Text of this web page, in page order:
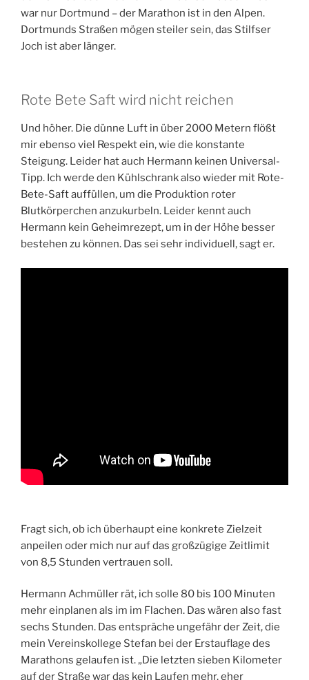
war nur Dortmund – der Marathon ist in den Alpen.
Dortmunds Straßen mögen steiler sein, das Stilfser
Joch ist aber länger.
Rote Bete Saft wird nicht reichen
Und höher. Die dünne Luft in über 2000 Metern flößt
mir ebenso viel Respekt ein, wie die konstante
Steigung. Leider hat auch Hermann keinen Universal-
Tipp. Ich werde den Kühlschrank also wieder mit Rote-
Bete-Saft auffüllen, um die Produktion roter
Blutkörperchen anzukurbeln. Leider kennt auch
Hermann kein Geheimrezept, um in der Höhe besser
bestehen zu können. Das sei sehr individuell, sagt er.
Fragt sich, ob ich überhaupt eine konkrete Zielzeit
anpeilen oder mich nur auf das großzügige Zeitlimit
von 8,5 Stunden vertrauen soll.
Hermann Achmüller rät, ich solle 80 bis 100 Minuten
mehr einplanen als im im Flachen. Das wären also fast
sechs Stunden. Das entspräche ungefähr der Zeit, die
mein Vereinskollege Stefan bei der Erstauflage des
Marathons gelaufen ist. „Die letzten sieben Kilometer
auf der Straße war das kein Laufen mehr, eher